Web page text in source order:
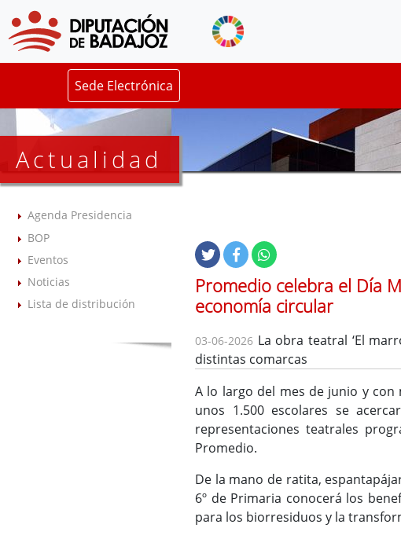
Sede Electrónica
Actualidad
Agenda Presidencia
BOP
Eventos
Noticias
Lista de distribución
Promedio celebra el Día
economía circular
03-06-2026 La obra teatral ‘El
distintas comarcas
A lo largo del mes de junio y
unos 1.500 escolares se
representaciones teatrales
Promedio.
De la mano de ratita,
6º de Primaria conocerá los
para los biorresiduos y la